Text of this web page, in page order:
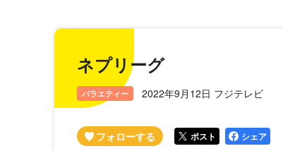
ネプリーグ
バラエティー 2022年9月12日 フジテレビ
ポスト シェア